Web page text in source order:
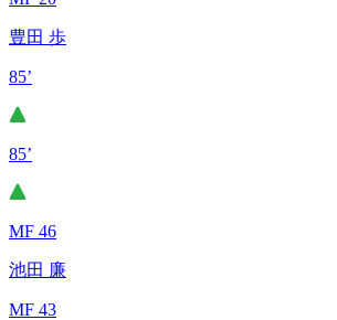
豊田 歩
85’
85’
MF 46
池田 廉
MF 43